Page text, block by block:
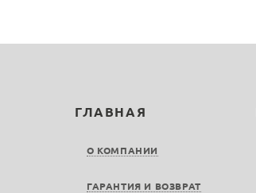
ГЛАВНАЯ
О КОМПАНИИ
ГАРАНТИЯ И ВОЗВРАТ